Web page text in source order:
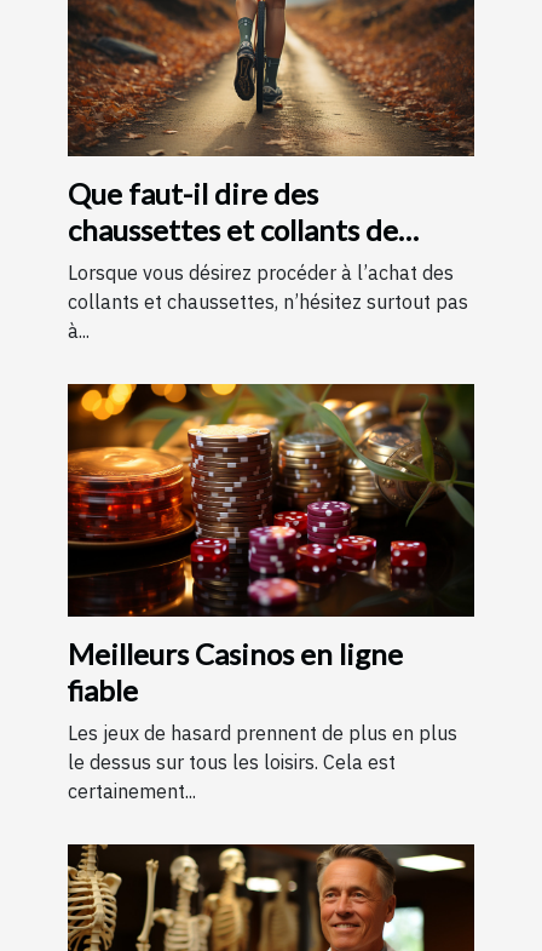
Que faut-il dire des
chaussettes et collants de
contention ?
Lorsque vous désirez procéder à l’achat des
collants et chaussettes, n’hésitez surtout pas
à...
Meilleurs Casinos en ligne
fiable
Les jeux de hasard prennent de plus en plus
le dessus sur tous les loisirs. Cela est
certainement...